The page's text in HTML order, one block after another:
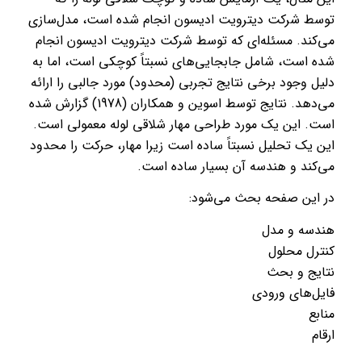
توسط شرکت دیترویت ادیسون انجام شده است، مدل‌سازی
می‌کند. مسئله‌ای که توسط شرکت دیترویت ادیسون انجام
شده است، شامل جابجایی‌های نسبتاً کوچکی است، اما به
دلیل وجود برخی نتایج تجربی (محدود) مورد جالبی را ارائه
می‌دهد. نتایج توسط اسوین و همکاران (1978) گزارش شده
است. این یک مورد طراحی مهار شلاقی لوله معمولی است.
این یک تحلیل نسبتاً ساده است زیرا مهار، حرکت را محدود
می‌کند و هندسه آن بسیار ساده است.
در این صفحه بحث می‌شود:
هندسه و مدل
کنترل محلول
نتایج و بحث
فایل‌های ورودی
منابع
ارقام